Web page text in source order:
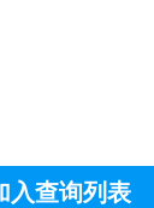
入查询列表